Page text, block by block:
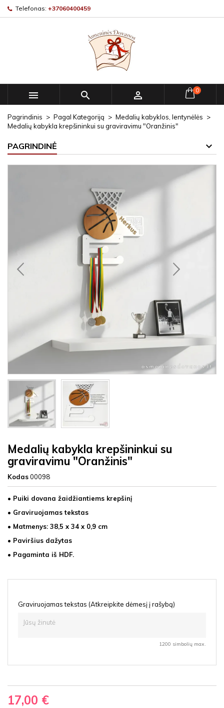
Telefonas: +37060400459
   0
Pagrindinis Pagal Kategoriją
Medalių kabyklos, lentynėlės
Medalių kabykla krepšininkui su graviravimu "Oranžinis"
PAGRINDINĖ
Medalių kabykla krepšininkui su
graviravimu "Oranžinis"
Kodas00098
• Puiki dovana žaidžiantiems krepšinį
• Graviruojamas tekstas
• Matmenys: 38,5 x 34 x 0,9 cm
• Paviršius dažytas
• Pagaminta iš HDF.
Graviruojamas tekstas (Atkreipkite dėmesį į rašybą)
1200 simbolių max.
17,00 €